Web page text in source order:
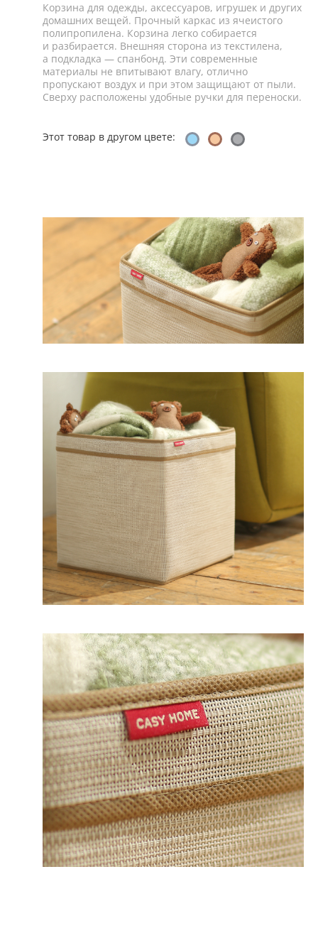
Корзина для одежды, аксессуаров, игрушек и других
домашних вещей. Прочный каркас из ячеистого
полипропилена. Корзина легко собирается
и разбирается. Внешняя сторона из текстилена,
а подкладка — спанбонд. Эти современные
материалы не впитывают влагу, отлично
пропускают воздух и при этом защищают от пыли.
Сверху расположены удобные ручки для переноски.
Этот товар в другом цвете: